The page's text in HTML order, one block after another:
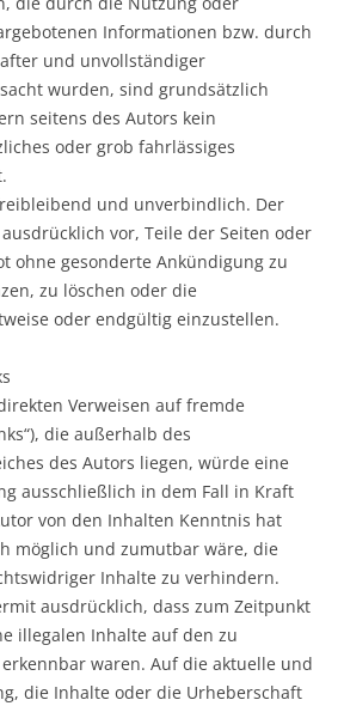
Informationen bzw. durch
und unvollständiger
wurden, sind grundsätzlich
seitens des Autors kein
oder grob fahrlässiges
und unverbindlich. Der
vor, Teile der Seiten oder
ohne gesonderte Ankündigung zu
zu löschen oder die
oder endgültig einzustellen.
Verweisen auf fremde
die außerhalb des
des Autors liegen, würde eine
ausschließlich in dem Fall in Kraft
von den Inhalten Kenntnis hat
möglich und zumutbar wäre, die
Inhalte zu verhindern.
ausdrücklich, dass zum Zeitpunkt
illegalen Inhalte auf den zu
waren. Auf die aktuelle und
die Inhalte oder die Urheberschaft